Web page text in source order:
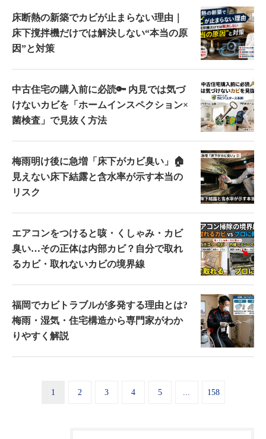
床断熱の新築でカビが止まらない理由｜
床下撹拌機だけでは解決しない“本当の原
因”と対策
中古住宅の購入前に必読🔑 内見では気づ
けないカビを「ホームインスペクション×
菌検査」で見抜く方法
梅雨明け後に急増「床下がカビ臭い」🏠
見えない床下結露と含水率が示す本当の
リスク
エアコンをつけると咳・くしゃみ・カビ
臭い…その正体は内部カビ？自分で取れ
るカビ・取れないカビの境界線
福岡でカビトラブルが多発する理由とは?
梅雨・湿気・住宅構造から専門家がわか
りやすく解説
1 2 3 4 5 ... 158